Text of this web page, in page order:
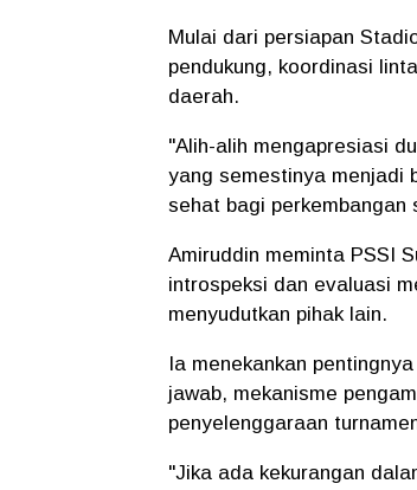
Mulai dari persiapan
pendukung, koordinasi
daerah.
"Alih-alih mengapresiasi
yang semestinya menjadi
sehat bagi perkembangan
Amiruddin meminta PSSI
introspeksi dan evaluasi
menyudutkan pihak lain.
Ia menekankan
jawab, mekanisme
penyelenggaraan
"Jika ada kekurangan